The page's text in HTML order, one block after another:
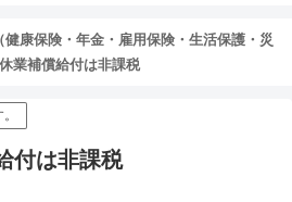
健康保険・年金・雇用保険・生活保護・災
業補償給付は非課税
付は非課税